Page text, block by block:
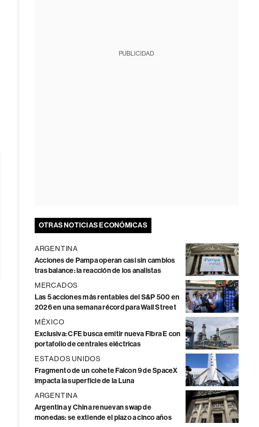
PUBLICIDAD
OTRAS NOTICIAS ECONÓMICAS
ARGENTINA
Acciones de Pampa operan casi sin cambios
tras balance: la reacción de los analistas
MERCADOS
Las 5 acciones más rentables del S&P 500 en
2026 en una semana récord para Wall Street
MÉXICO
Exclusiva: CFE busca emitir nueva Fibra E con
portafolio de centrales eléctricas
ESTADOS UNIDOS
Fragmento de un cohete Falcon 9 de SpaceX
impacta la superficie de la Luna
ARGENTINA
Argentina y China renuevan swap de
monedas: se extiende el plazo a cinco años